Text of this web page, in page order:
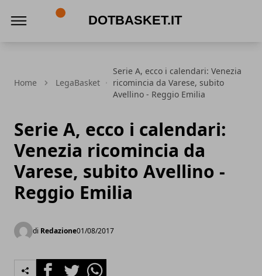
Home LegaBasket
Serie A, ecco i calendari: Venezia
ricomincia da Varese, subito
Avellino - Reggio Emilia
Serie A, ecco i calendari:
Venezia ricomincia da
Varese, subito Avellino -
Reggio Emilia
di Redazione01/08/2017
FacebookTwitterWhatsapp